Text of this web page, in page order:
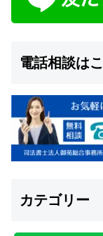
電話相談は
カテゴリー